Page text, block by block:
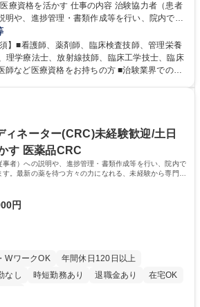
事の内容 治験協力者（患者
明や、進捗管理・書類作成等を行い、院内での
ます。最新の薬を待つ方々の力になれる、未経
の高い仕事です。 ■治験協力者（患者
明 ■患者さまのスケジュール調整・管理、ヒア
察/検査への同席 ■医療従事者・依頼先への調
ベートと仕事の両立もしやすい環境。育休復帰
市】治験コーディネ
日祝休/医療資格を活かす
】■看護師、薬剤師、臨床検査技師、管理栄養
理学療法士、放射線技師、臨床工学技士、臨床
師など医療資格をお持ちの方 ■治験業界での就
読む力、治験で行う検査内容や薬剤について
かして、更なるスキルアップを目指せます。
受講後に導入研修を5日間受けていただ
成長に合わせてOJTでサポートいたします。
学 高専 短大 専修学校 語学力： 資格：看護師
ィネーター(CRC)未経験歓迎/土日
す 医薬品CRC
者）への説明や、進捗管理・書類作成等を行い、院内で
。最新の薬を待つ方々の力になれる、未経験から専門性
です。
円
WワークOK
年間休日120日以上
なし 時短勤務あり 退職金あり
在宅OK